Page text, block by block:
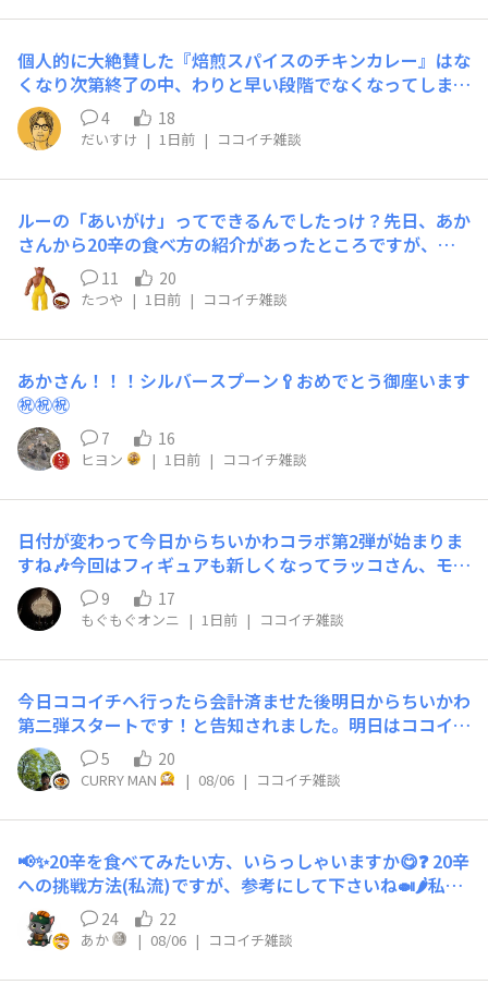
個人的に大絶賛した『焙煎スパイスのチキンカレー』はな
くなり次第終了の中、わりと早い段階でなくなってしまっ
たので代打的に食べている『チキンと夏野菜カレー』で心
のスキマを埋めています…、と思っていたが、これがぜん
ぜん飽きない！うまい。食べる回数が増えるほどなぜかど
んどん美味しくなっていっている不思議な夏野菜カレー。
のことなので、昨年も存在してたのね。来年も会えるかな
あ。夏の楽しみがまたひとつ増えました。
4 18
だいすけ | 1日前 | ココイチ雑談
ルーの​「あいがけ」​ってできるんでしたっけ？先日、あか
さんから20辛の食べ方の紹介があったところですが、ま
だ1辛レベルの僕は2種あいがけもできたらいいなぁと思
ったり。例えば普通と10辛のカレーソースを別々にかけ
ていただき、辛いと普通を交互に楽しませていただくと、
またココイチさまの楽しみ方が増えるのかなぁと思った
11 20
たつや | 1日前 | ココイチ雑談
あかさん！！！シルバースプーン🥄おめでとう御座います
㊗️㊗️㊗️
7 16
ヒヨン | 1日前 | ココイチ雑談
日付が変わって今日からちいかわコラボ第2弾が始まりま
すね🎶今回はフィギュアも新しくなってラッコさん、モモ
ンガさんを狙っていこうと思います♡♡レモンスカッシュ
大好きなので沢山期間内で飲めたらいいな🎶皆さんの投稿
も楽しみです♡♡
9 17
もぐもぐオンニ | 1日前 | ココイチ雑談
今日ココイチへ行ったら会計済ませた後明日からちいかわ
第二弾スタートです！と告知されました。明日はココイチ
確定👍
5 20
CURRY MAN | 08/06 | ココイチ雑談
📢✨20辛を食べてみたい方、いらっしゃいますか😋❓ 20辛
への挑戦方法(私流)ですが、参考にして下さいね🍛🌶️私が
おすすめするのは、いきなり20辛ではなく、少しずつ辛
さに慣れていくことです😊🌶️1辛→3辛→5辛→8辛→10辛
→15辛→20辛👑こんな流れで挑戦すると、無理なくレベ
ルアップできると思います😆👍そして、ソースは私の感覚
24 22
あか | 08/06 | ココイチ雑談